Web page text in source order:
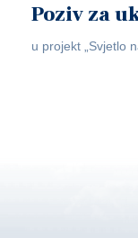
Poziv za
u projekt „Svjetlo